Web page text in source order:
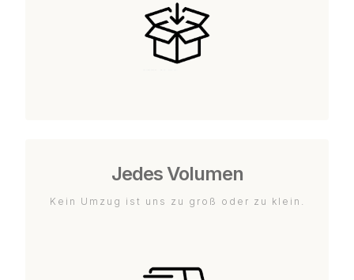
Jedes Volumen
Kein Umzug ist uns zu groß oder zu klein.